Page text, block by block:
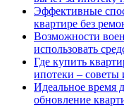
Эффективные
квартире без
Возможности
использовать
Где купить
ипотеки – советы
Идеальное время
обновление